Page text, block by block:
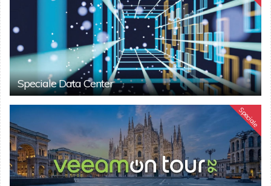
Speciale Data Center
Speciale